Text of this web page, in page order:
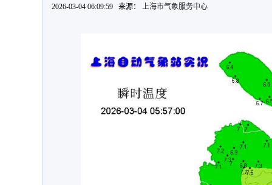
2026-03-04 06:09:59 来源： 上海市气象服务中心